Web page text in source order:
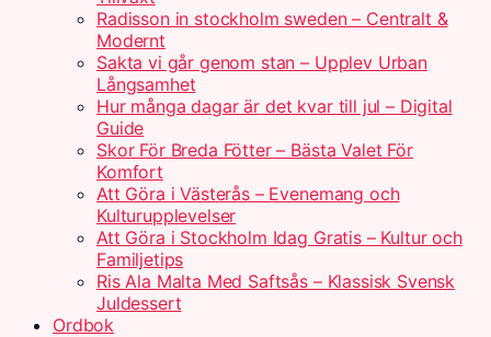
Radisson in stockholm sweden – Centralt &
Modernt
Sakta vi går genom stan – Upplev Urban
Långsamhet
Hur många dagar är det kvar till jul – Digital
Guide
Skor För Breda Fötter – Bästa Valet För
Komfort
Att Göra i Västerås – Evenemang och
Kulturupplevelser
Att Göra i Stockholm Idag Gratis – Kultur och
Familjetips
Ris Ala Malta Med Saftsås – Klassisk Svensk
Juldessert
Ordbok